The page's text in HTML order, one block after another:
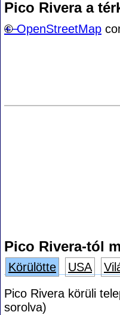
Pico Rivera a
+−
©OpenStreetMap
Pico Rivera-tól
Körülötte USA
Pico Rivera körüli
sorolva)